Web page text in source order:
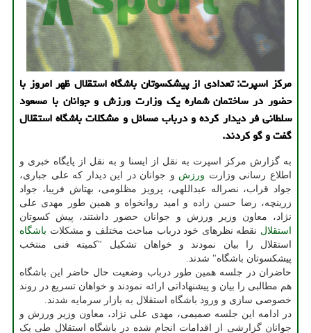
مركز اسپرت: تعدادی از پیشكسوتان باشگاه استقلال ظهر امروز با
حضور در ساختمان شماره یك وزارت ورزش و جوانان با مسعود
سلطانی فر دیدار كرده و درباب مسائل و مشكلات باشگاه استقلال
گفت و گو كردند.
به گزارش مرکز اسپرت به نقل از ایسنا و به نقل از پایگاه خبری و
اطلاع رسانی وزارت ورزش و جوانان در این دیدار که علی جباری،
جواد قراب، نصراله عبداللهی، پرویز مظلومی، بهتاش فریبا، جواد
زرینچه، رضا حسن زاده و امید روانخواه و همین طور مهدی علی
نژاد، معاون وزیر ورزش و جوانان حضور داشتند، پیش کسوتان
استقلال نقطه نظرهای خود درباب مباحث مختلف و مشکلات باشگاه
استقلال را بیان نمودند و خواهان تشکیل "کمیته فنی منتخب
پیشکسوتان باشگاه" شدند.
حاضران در جلسه همین طور درباب وضعیت حال حاضر این باشگاه
هم مطالبی را بیان و پیشنهاداتی ارائه نمودند و خواهان تسریع در روند
خصوصی سازی و ورود باشگاه استقلال به بازار سرمایه شدند.
در ادامه این جلسه صمیمی، مهدی علی نژاد، معاون وزیر ورزش و
جوانان گزارشی از اقدامات انجام شده در باشگاه استقلال طی یک